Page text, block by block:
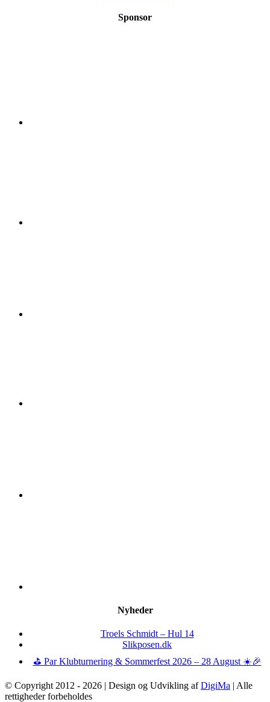
Sponsor
Nyheder
Troels Schmidt – Hul 14
Slikposen.dk
⛳ Par Klubturnering & Sommerfest 2026 – 28 August ☀️🎉
© Copyright 2012 - 2026 | Design og Udvikling afDigiMa | Alle
rettigheder forbeholdes